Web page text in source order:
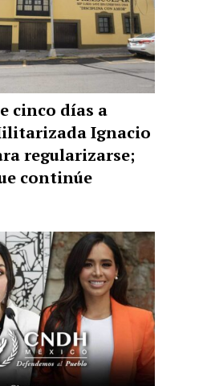
cinco días a
Ignacio
regularizarse;
continúe